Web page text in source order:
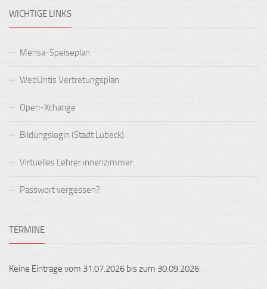
WICHTIGE LINKS
Mensa-Speiseplan
WebUntis Vertretungsplan
Open-Xchange
Bildungslogin (Stadt Lübeck)
Virtuelles Lehrer:innenzimmer
Passwort vergessen?
TERMINE
Keine Einträge vom 31.07.2026 bis zum 30.09.2026.